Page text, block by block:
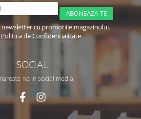
newsletter cu promotiile magazinului.
Politica de Confidentialitate
SOCIAL
ne in social media